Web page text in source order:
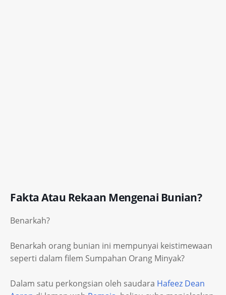
Fakta Atau Rekaan Mengenai Bunian?
Benarkah?
Benarkah orang bunian ini mempunyai keistimewaan
seperti dalam filem Sumpahan Orang Minyak?
Dalam satu perkongsian oleh saudara Hafeez Dean